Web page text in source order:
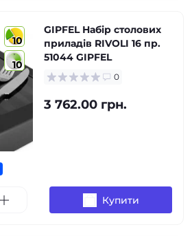
10
10
GIPFEL Набір столових
приладів RIVOLI 16 пр.
51044 GIPFEL
0
3 762.00 грн.
Купити